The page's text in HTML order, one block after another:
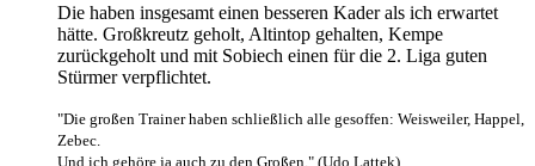
Die haben insgesamt einen besseren Kader als ich erwartet
hätte. Großkreutz geholt, Altintop gehalten, Kempe
zurückgeholt und mit Sobiech einen für die 2. Liga guten
Stürmer verpflichtet.
"Die großen Trainer haben schließlich alle gesoffen: Weisweiler, Happel,
Zebec.
Und ich gehöre ja auch zu den Großen." (Udo Lattek)